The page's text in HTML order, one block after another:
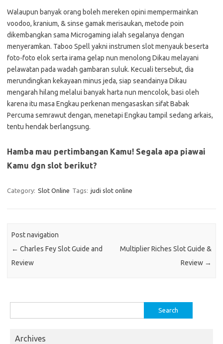
Walaupun banyak orang boleh mereken opini mempermainkan
voodoo, kranium, & sinse gamak merisaukan, metode poin
dikembangkan sama Microgaming ialah segalanya dengan
menyeramkan. Taboo Spell yakni instrumen slot menyauk beserta
foto-foto elok serta irama gelap nun menolong Dikau melayani
pelawatan pada wadah gambaran suluk. Kecuali tersebut, dia
merundingkan kekayaan minus jeda, siap seandainya Dikau
mengarah hilang melalui banyak harta nun mencolok, basi oleh
karena itu masa Engkau perkenan mengasaskan sifat Babak
Percuma semrawut dengan, menetapi Engkau tampil sedang arkais,
tentu hendak berlangsung.
Hamba mau pertimbangan Kamu! Segala apa piawai
Kamu dgn slot berikut?
Category: Slot Online Tags: judi slot online
Post navigation
← Charles Fey Slot Guide and
Review
Multiplier Riches Slot Guide &
Review →
for:
Archives